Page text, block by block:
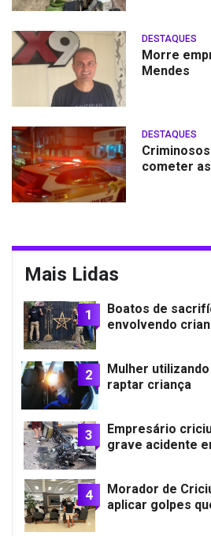
DESTAQUES
Morre
Mendes
DESTAQUES
cometer
Mais Lidas
1
Boatos de
envolvendo
2
Mulher
raptar criança
3
Empresário
grave acidente
4
Morador de
aplicar golpes